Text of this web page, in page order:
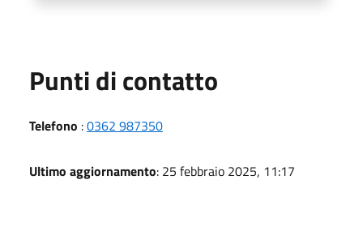
Punti di contatto
Telefono :0362 987350
Ultimo aggiornamento: 25 febbraio 2025, 11:17